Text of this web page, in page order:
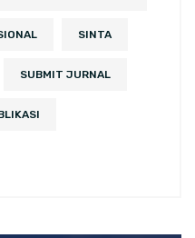
SINTA
SUBMIT JURNAL